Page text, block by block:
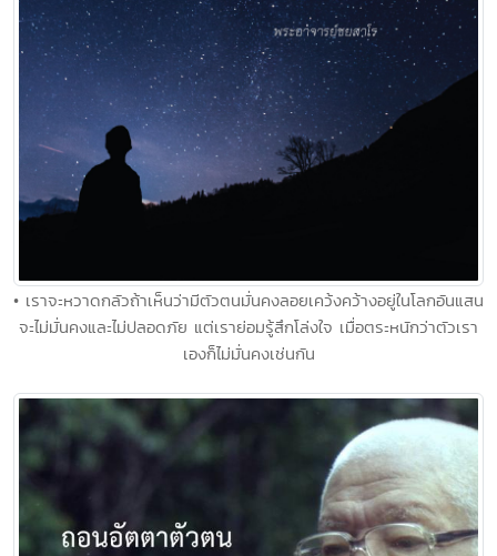
• เราจะหวาดกลัวถ้าเห็นว่ามีตัวตนมั่นคงลอยเคว้งคว้างอยู่ในโลกอันแสน
จะไม่มั่นคงและไม่ปลอดภัย แต่เราย่อมรู้สึกโล่งใจ เมื่อตระหนักว่าตัวเรา
เองก็ไม่มั่นคงเช่นกัน